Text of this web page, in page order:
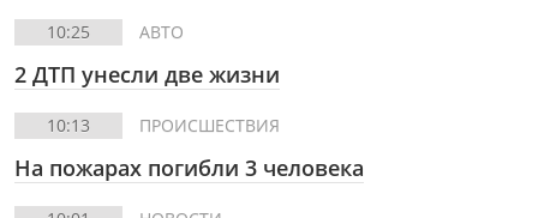
10:25 АВТО
2 ДТП унесли две жизни
10:13 ПРОИСШЕСТВИЯ
На пожарах погибли 3 человека